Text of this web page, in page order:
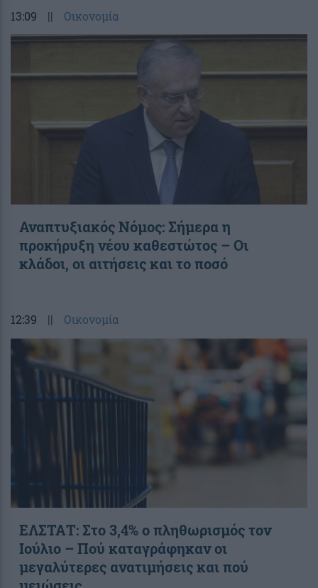
13:09 || Οικονομία
Αναπτυξιακός Νόμος: Σήμερα η
προκήρυξη νέου καθεστώτος – Οι
κλάδοι, οι αιτήσεις και το ποσό
12:39 || Οικονομία
ΕΛΣΤΑΤ: Στο 3,4% ο πληθωρισμός τον
Ιούλιο – Πού καταγράφηκαν οι
μεγαλύτερες ανατιμήσεις και πού